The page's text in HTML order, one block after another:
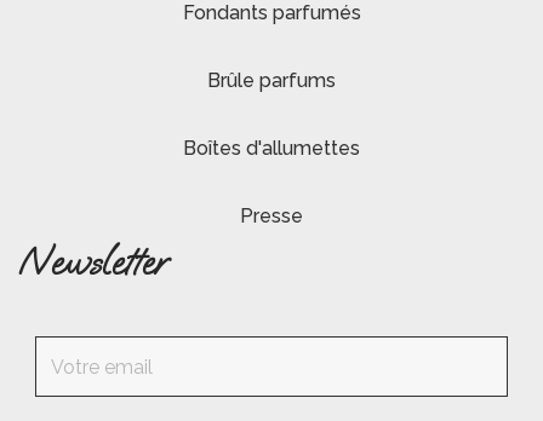
Fondants parfumés
Brûle parfums
Boîtes d'allumettes
Presse
Newsletter